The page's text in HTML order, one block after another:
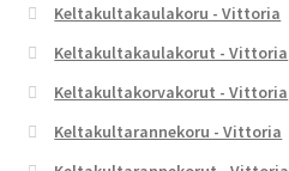
Keltakultakaulakoru - Vittoria
Keltakultakaulakorut - Vittoria
Keltakultakorvakorut - Vittoria
Keltakultarannekoru - Vittoria